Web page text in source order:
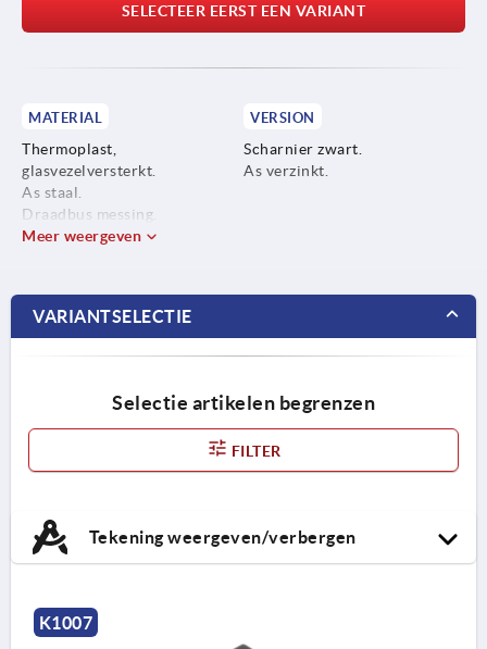
SELECTEER EERST EEN VARIANT
MATERIAL
Thermoplast,
glasvezelversterkt.
As staal.
Draadbus messing.
VERSION
Scharnier zwart.
As verzinkt.
Meer weergeven
VARIANTSELECTIE
Selectie artikelen begrenzen
FILTER
Tekening weergeven/verbergen
K1007